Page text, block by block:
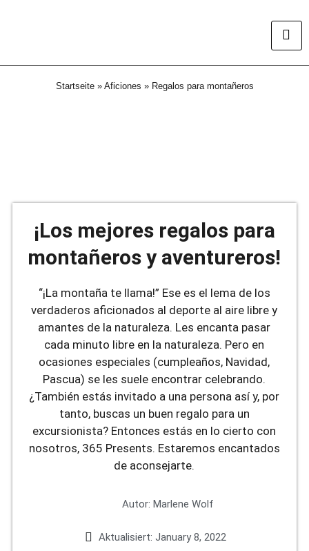
Startseite» Aficiones » Regalos para montañeros
¡Los mejores regalos para
montañeros y aventureros!
“¡La montaña te llama!” Ese es el lema de los
verdaderos aficionados al deporte al aire libre y
amantes de la naturaleza. Les encanta pasar
cada minuto libre en la naturaleza. Pero en
ocasiones especiales (cumpleaños, Navidad,
Pascua) se les suele encontrar celebrando.
¿También estás invitado a una persona así y, por
tanto, buscas un buen regalo para un
excursionista? Entonces estás en lo cierto con
nosotros, 365 Presents. Estaremos encantados
de aconsejarte.
Autor: Marlene Wolf
Aktualisiert: January 8, 2022